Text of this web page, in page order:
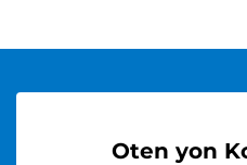
Oten yon